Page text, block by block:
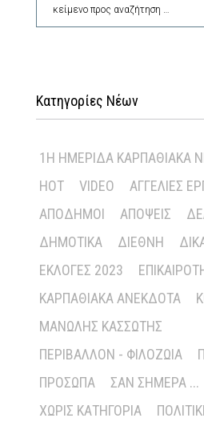
Κατηγορίες Νέων
1Η ΗΜΕΡΊΔΑ ΚΑΡΠΑΘΙΑΚΆ
HOT
VIDEO ΑΓΓΕΛΊΕΣ
ΑΠΌΔΗΜΟΙ
ΑΠΌΨΕΙΣ
ΔΗΜΟΤΙΚΆ
ΔΙΕΘΝΉ
ΕΚΛΟΓΈΣ 2023
ΚΑΡΠΑΘΙΑΚΆ ΑΝΈΚΔΟΤΑ
ΜΑΝΏΛΗΣ ΚΑΣΣΏΤΗΣ
ΠΕΡΙΒΆΛΛΟΝ - ΦΙΛΟΖΩΊΑ
ΠΡΌΣΩΠΑ
ΣΑΝ ΣΉΜΕΡΑ ...
ΧΩΡΊΣ ΚΑΤΗΓΟΡΊΑ